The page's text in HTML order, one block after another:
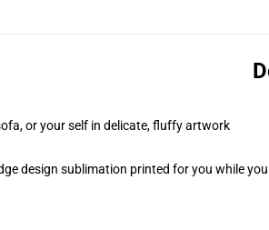
or your self in delicate, fluffy artwork
design sublimation printed for you while